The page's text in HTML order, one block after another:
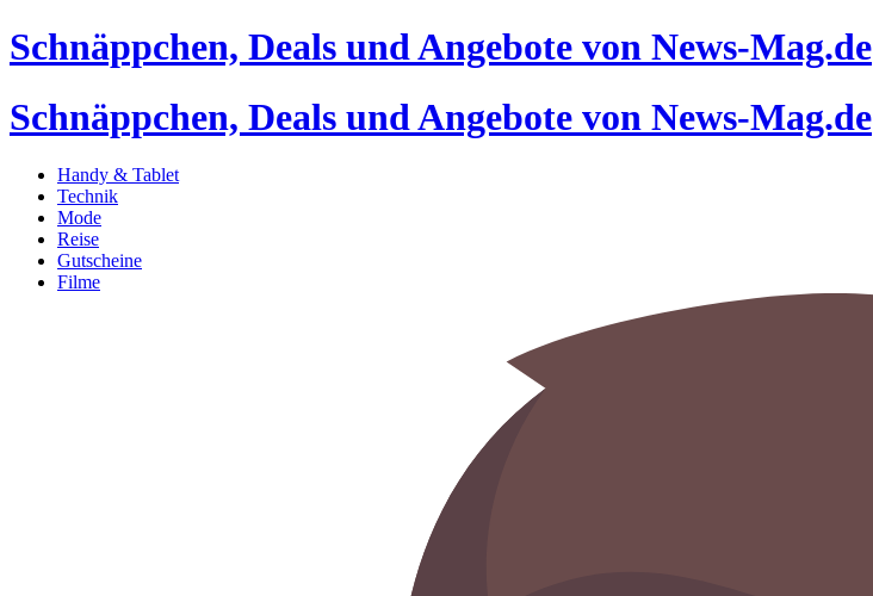
Schnäppchen, Deals und Angebote von News-Mag.de
Schnäppchen, Deals und Angebote von News-Mag.de
Handy & Tablet
Technik
Mode
Reise
Gutscheine
Filme